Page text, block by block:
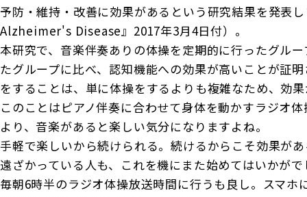
予防・維持・改善に効果があるという研究結果を発表
Alzheimer's Disease』2017年3月4日付）。
本研究で、音楽伴奏ありの体操を定期的に行ったグル
たグループに比べ、認知機能への効果が高いことが証
をすることは、単に体操をするよりも複雑なため、効
このことはピアノ伴奏に合わせて身体を動かすラジオ
より、音楽があると楽しい気分になりますよね。
手軽で楽しいから続けられる。続けるからこそ効果が
遠ざかっている人も、これを機にまた始めてはいかが
毎朝6時半のラジオ体操放送時間に行うも良し。スマホ